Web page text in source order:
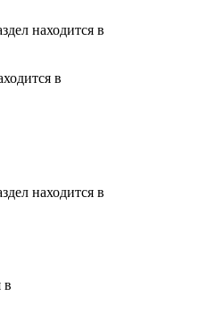
находится в
в
находится в
в